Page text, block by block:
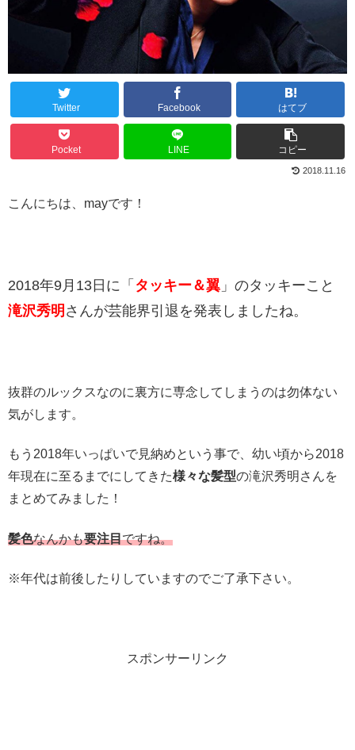
Twitter Facebook はてブ
Pocket LINE コピー
2018.11.16
こんにちは、mayです！
2018年9月13日に「 タッキー＆翼 」のタッキーこと
滝沢秀明 さんが芸能界引退を発表しましたね。
抜群のルックスなのに裏方に専念してしまうのは勿体ない
気がします。
もう2018年いっぱいで見納めという事で、幼い頃から2018
年現在に至るまでにしてきた様々な髪型の滝沢秀明さんを
まとめてみました！
髪色なんかも要注目ですね。
※年代は前後したりしていますのでご了承下さい。
スポンサーリンク